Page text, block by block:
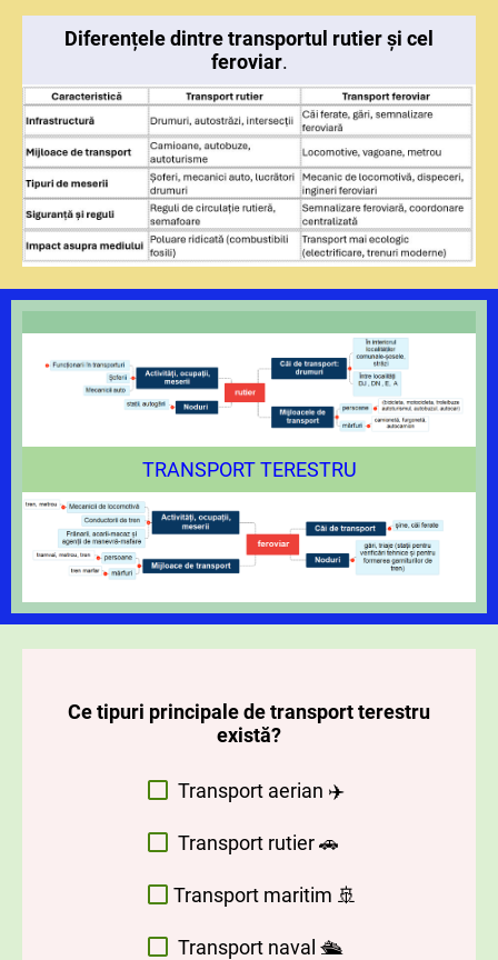
Diferențele dintre transportul rutier și cel
feroviar.
TRANSPORT TERESTRU
Ce tipuri principale de transport terestru
există?
Transport aerian ✈️
Transport rutier 🚗
Transport maritim 🚢
Transport naval 🛳️